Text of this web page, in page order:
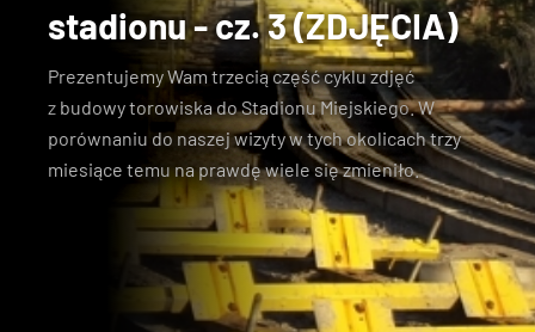
stadionu - cz. 3 (ZDJĘCIA)
Prezentujemy Wam trzecią część cyklu zdjęć
z budowy torowiska do Stadionu Miejskiego. W
porównaniu do naszej wizyty w tych okolicach trzy
miesiące temu na prawdę wiele się zmieniło.